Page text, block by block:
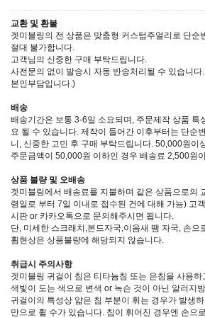
교환 및 환불
겟미블링의 전 상품은 맞춤형 커스텀주얼리로 단순
절대 불가합니다.
고객님의 신중한 구매 부탁드립니다.
사전문의 없이 발송시 자동 반송처리될 수 있습니
본인부담입니다.)
배송
배송기간은 보통 3-6일 소요되며, 주문제작 상품 특
요 될 수 있습니다. 제작이 들어간 이후부터는 단순
니, 신중한 고민 후 구매 부탁드립니다. 50,000원이
주문금액이 50,000원 이하인 경우 배송료 2,500원
상품 불량 및 오배송
겟미블링에서 배송료를 지불하며 같은 상품으로의
령일로 부터 7일 이내로 접수된 건에 대해 가능) 고
시판 or 카카오톡으로 문의해주시면 됩니다.
단, 미세한 스크래치,본드자국,이음새 땜 자국, 손으
휨현상은 상품불량에 해당되지 않습니다.
취급시 주의사항
겟미블링 귀걸이 침은 티타늄침 또는 은침을 사용
색빛이 도는 색으로 변색 or 녹슨 것이 아닌 알러지
귀걸이의 특성상 얇은 침 부분이 휘는 경우가 발생
만으로 휠 수가 있습니다. 침이 휘어진 경우엔 손으